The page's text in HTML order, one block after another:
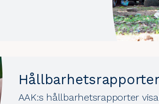
AAK:s hållbarhetsrapporter